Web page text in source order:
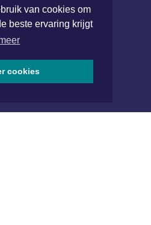
van cookies om
beste ervaring krijgt
cookies